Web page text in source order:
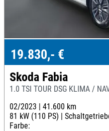
19.830,- €
Skoda Fabia
1.0 TSI TOUR DSG KLIMA /
02/2023 | 41.600 km
81 kW (110 PS) |
Farbe: